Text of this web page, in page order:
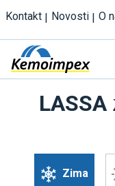
Kontakt Novosti O
Zima
LASSA